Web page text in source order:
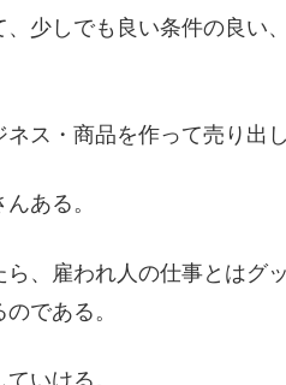
少しでも良い条件の良い
ス・商品を作って売り出し
ある。
、雇われ人の仕事とはグ
である。
いける。